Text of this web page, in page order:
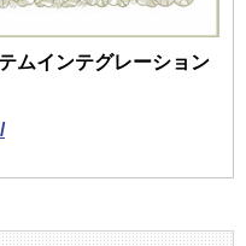
ムインテグレーション